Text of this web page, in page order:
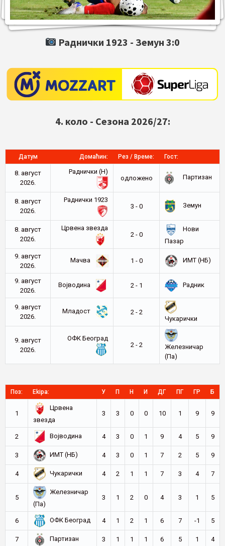
Раднички 1923 -Земун 3:0
4. коло - Сезона 2026/27:
Датум Домаћин: Рез / Време: Гост:
8. август
2026.
Раднички (Н)
oдложено
Партизан
8. август
2026.
Раднички 1923
3 - 0
Земун
8. август
2026.
Црвена звезда
2 - 0
Нови
Пазар
9. август
2026.
Мачва 1 - 0 ИМТ (НБ)
9. август
2026.
Војводина 2 - 1 Радник
9. август
2026.
Младост
2 - 2
Чукарички
9. август
2026.
ОФК Београд
2 - 2
Железничар
(Па)
Поз: Ekipa: У П Н И ДГ ПГ ГР Б
1
Црвена
звезда
3 3 0 0 10 1 9 9
2 Војводина 4 3 0 1 9 4 5 9
3 ИМТ (НБ) 4 3 0 1 7 2 5 9
4 Чукарички 4 2 1 1 7 3 4 7
5
Железничар
(Па)
3 1 2 0 4 3 1 5
6 ОФК Београд 4 1 2 1 6 7 -1 5
7 Партизан 3 1 1 1 6 5 1 4